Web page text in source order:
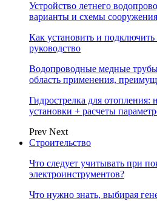
Устройство летнего
варианты и схемы сооружения
Как установить и подключить
руководство
Водопроводные медные
область применения,
Гидрострелка для отопления:
установки + расчеты
Prev Next
Строительство
Что следует учитывать при
электроинструментов?
Что нужно знать, выбирая